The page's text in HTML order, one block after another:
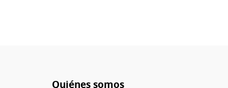
Quiénes somos